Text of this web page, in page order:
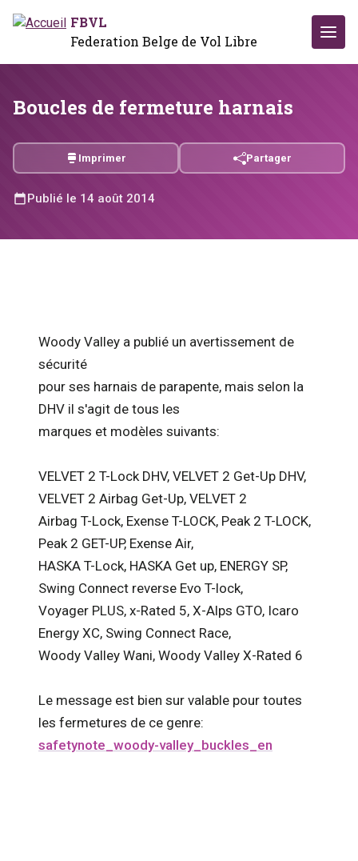
FBVL
Federation Belge de Vol Libre
Boucles de fermeture harnais
Imprimer Partager
Publié le 14 août 2014
Woody Valley a publié un avertissement de
sécurité
pour ses harnais de parapente, mais selon la
DHV il s'agit de tous les
marques et modèles suivants:
VELVET 2 T-Lock DHV, VELVET 2 Get-Up DHV,
VELVET 2 Airbag Get-Up, VELVET 2
Airbag T-Lock, Exense T-LOCK, Peak 2 T-LOCK,
Peak 2 GET-UP, Exense Air,
HASKA T-Lock, HASKA Get up, ENERGY SP,
Swing Connect reverse Evo T-lock,
Voyager PLUS, x-Rated 5, X-Alps GTO, Icaro
Energy XC, Swing Connect Race,
Woody Valley Wani, Woody Valley X-Rated 6
Le message est bien sur valable pour toutes
les fermetures de ce genre:
safetynote_woody-valley_buckles_en